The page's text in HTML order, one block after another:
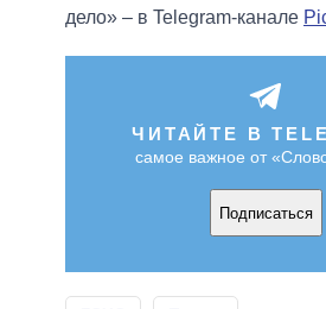
дело» – в Telegram-канале
ЧИТАЙТЕ В
самое важное от
Подписаться